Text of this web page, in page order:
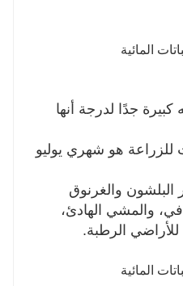
كبيرة جدًا لدرجة أنها
هو شهري يوليو
والغرنوق
والمشي الهادئ،
للأراضي الرطبة.